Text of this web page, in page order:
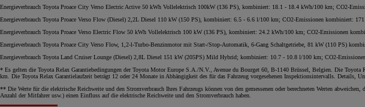
Energieverbrauch Toyota Proace City Verso Electric Active 50 kWh Vollelektrisch 100kW (136 PS), kombiniert: 18.1 - 18.4 kWh/100 km; CO2-
Energieverbrauch Toyota Proace Verso Flow (Diesel) 2,2L Diesel 110 kW (150 PS), kombiniert: 6.5 - 6.6 l/100 km; CO2-Emissionen kombiniert:
Energieverbrauch Toyota Proace Verso Electric Flow 50 kWh Vollelektrisch 100 kW (136 PS), kombiniert: 24.2 kWh/100 km; CO2-Emissionen
Energieverbrauch Toyota Proace City Verso Flow, 1,2-l-Turbo-Benzinmotor mit Start-/Stop-Automatik, 6-Gang Schaltgetriebe, 81 kW (110 PS)
Energieverbrauch Toyota Land Cruiser Lounge (Diesel) 2,8L Diesel 151 kW (205PS) Mild Hybrid; kombiniert: 10.7 - 10.8 l/100 km; CO2-
* Es gelten die Toyota Relax Garantiebedingungen der Toyota Motor Europe S.A./N.V., Avenue du Bourget 60, B-1140 Brüssel, Belgien. Die
km. Die Toyota Relax Garantielaufzeit beträgt 12 oder 24 Monate in Abhängigkeit des für das Fahrzeug vorgesehenen Inspektionsintervalls. Details,
** Die Werte für die elektrische Reichweite und den Stromverbrauch Ihres Fahrzeugs können von den gemessenen oder berechneten Werten
Anzahl der Mitfahrer usw.) einen Einfluss auf die elektrische Reichweite und den Stromverbrauch haben.